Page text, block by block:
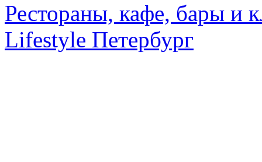
Рестораны, кафе, бары и
Lifestyle Петербург